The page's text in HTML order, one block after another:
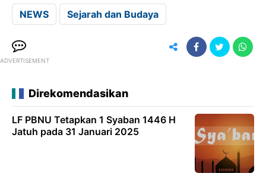
NEWS Sejarah dan Budaya
ADVERTISEMENT
Direkomendasikan
LF PBNU Tetapkan 1 Syaban 1446 H
Jatuh pada 31 Januari 2025